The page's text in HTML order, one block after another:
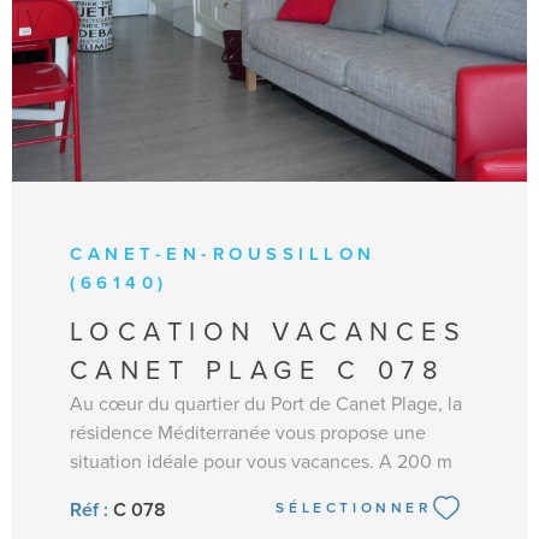
AU 25/07 = 700 € /semaine TRES HAUTE
SAISON DU 25/07 AU 15/08 = 7790 €/semaine
DU 15/08 AU 22/08 = 700 €/semaine / DU
22/08 AU 29/08 = 580 €/semaine SEPTEMBRE
= 450 € /semaine / A PARTIR DU MOIS
OCTOBRE = 350 €/semaine
CANET-EN-ROUSSILLON
(66140)
LOCATION VACANCES
CANET PLAGE C 078
Au cœur du quartier du Port de Canet Plage, la
résidence Méditerranée vous propose une
situation idéale pour vous vacances. A 200 m
de la plage et à proximité des commerces, vous
serez séduits par cet emplacement de choix.
Réf : C 078 SÉLECTIONNER